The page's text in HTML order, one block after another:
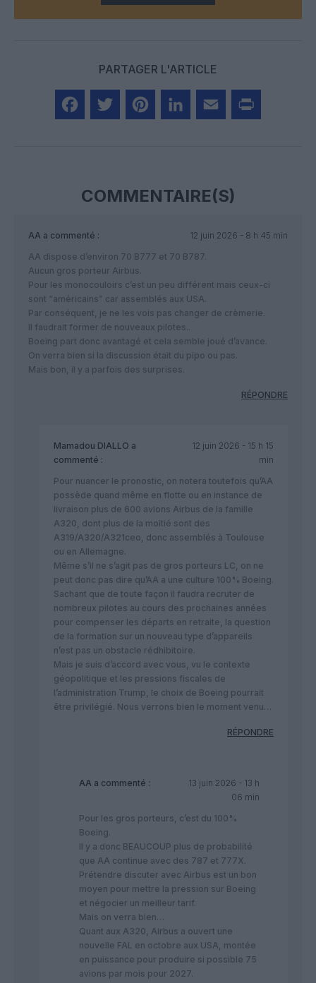
PARTAGER L'ARTICLE
COMMENTAIRE(S)
AA a commenté :
12 juin 2026 - 8 h 45 min
AA dispose d’environ 70 B777 et 70 B787.
Aucun gros porteur Airbus.
Pour les monocouloirs c’est un peu différent mais ceux-ci
sont “américains” car assemblés aux USA.
Par conséquent, je ne les vois pas changer de crèmerie.
Il faudrait former de nouveaux pilotes..
Boeing part donc avantagé et cela semble joué d’avance.
On verra bien si la discussion était du pipo ou pas.
Mais bon, il y a parfois des surprises.
RÉPONDRE
Mamadou DIALLO a
commenté :
12 juin 2026 - 15 h 15
min
Pour nuancer le pronostic, on notera toutefois qu’AA
possède quand même en flotte ou en instance de
livraison plus de 600 avions Airbus de la famille
A320, dont plus de la moitié sont des
A319/A320/A321ceo, donc assemblés à Toulouse
ou en Allemagne.
Même s’il ne s’agit pas de gros porteurs LC, on ne
peut donc pas dire qu’AA a une culture 100% Boeing.
Sachant que de toute façon il faudra recruter de
nombreux pilotes au cours des prochaines années
pour compenser les départs en retraite, la question
de la formation sur un nouveau type d’appareils
n’est pas un obstacle rédhibitoire.
Mais je suis d’accord avec vous, vu le contexte
géopolitique et les pressions fiscales de
l’administration Trump, le choix de Boeing pourrait
être privilégié. Nous verrons bien le moment venu…
RÉPONDRE
AA a commenté :
13 juin 2026 - 13 h
06 min
Pour les gros porteurs, c’est du 100%
Boeing.
Il y a donc BEAUCOUP plus de probabilité
que AA continue avec des 787 et 777X.
Prétendre discuter avec Airbus est un bon
moyen pour mettre la pression sur Boeing
et négocier un meilleur tarif.
Mais on verra bien…
Quant aux A320, Airbus a ouvert une
nouvelle FAL en octobre aux USA, montée
en puissance pour produire si possible 75
avions par mois pour 2027.